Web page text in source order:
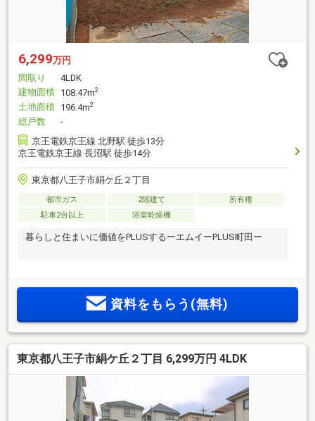
6,299万円
間取り
4LDK
建物面積 108.47m2
土地面積 196.4m2
総戸数
-
京王電鉄京王線 北野駅 徒歩13分
京王電鉄京王線 長沼駅 徒歩14分
東京都八王子市絹ケ丘２丁目
都市ガス 2階建て
所有権
駐車2台以上
浴室乾燥機
暮らしと住まいに価値をPLUSするーエムイーPLUS町田ー
資料をもらう(無料)
東京都八王子市絹ケ丘２丁目 6,299万円 4LDK